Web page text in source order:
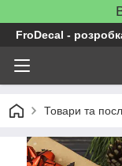
FroDecal -
Товари та